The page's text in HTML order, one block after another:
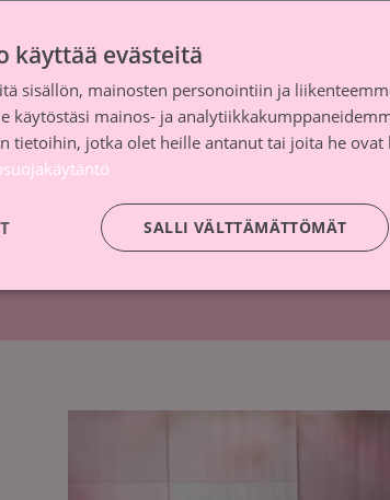
asiakasrekisteriin.
käyttää evästeitä
sisällön, mainosten personointiin ja
käytöstäsi mainos- ja
tietoihin, jotka olet heille antanut tai joita he ovat
SALLI VÄLTTÄMÄTTÖMÄT